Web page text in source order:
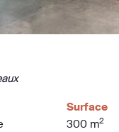
Surface
300 m2